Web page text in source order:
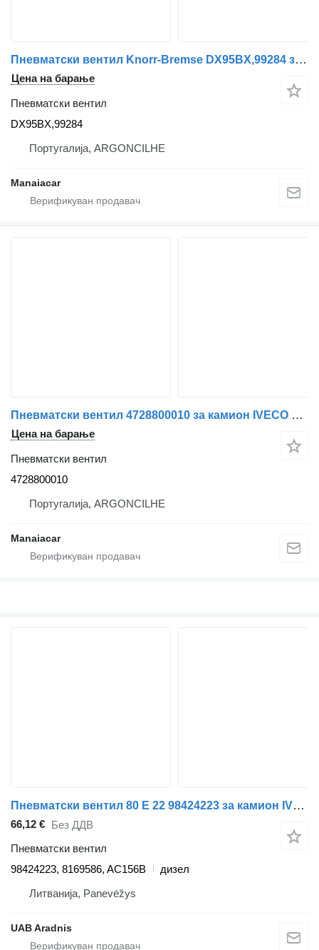
Пневматски вентил Knorr-Bremse DX95BX,99284 за камион IVECO EuroCargo I-III | 91 - 15
Цена на барање
Пневматски вентил
DX95BX,99284
Португалија, ARGONCILHE
Manaiacar
Пневматски вентил 4728800010 за камион IVECO EuroCargo I-III | 91 - 15
Цена на барање
Пневматски вентил
4728800010
Португалија, ARGONCILHE
Manaiacar
Пневматски вентил 80 E 22 98424223 за камион IVECO EuroCargo I-III
66,12 € Без ДДВ
Пневматски вентил
98424223, 8169586, AC156B
дизел
Литванија, Panevėžys
UAB Aradnis